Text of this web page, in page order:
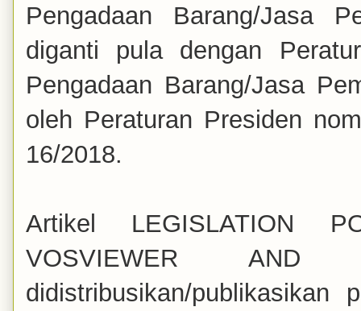
Pengadaan Barang/Jasa
diganti pula dengan
Pengadaan Barang/Jasa
oleh Peraturan Presiden
16/2018.
Artikel LEGISLATION
VOSVIEWER AND
didistribusikan/